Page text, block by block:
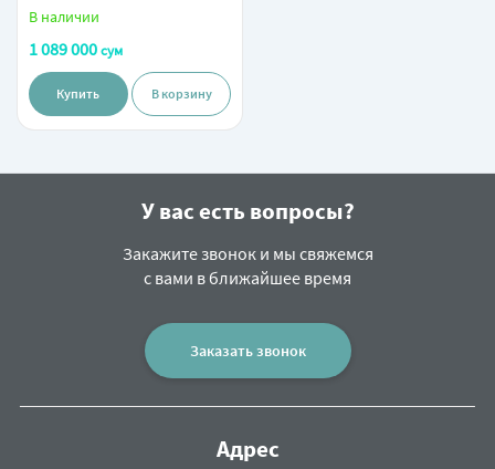
(Белый)
В наличии
1 089 000сум
Купить В корзину
У вас есть вопросы?
Закажите звонок и мы свяжемся
с вами в ближайшее время
Заказать звонок
Адрес